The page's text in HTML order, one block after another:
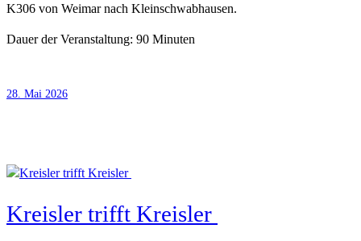
K306 von Weimar nach Kleinschwabhausen.
Dauer der Veranstaltung: 90 Minuten
28. Mai 2026
Kreisler trifft Kreisler